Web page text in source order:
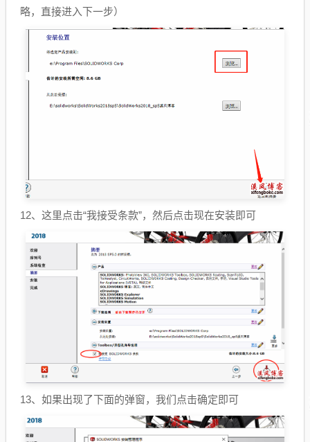
略，直接进入下一步）
12、这里点击“我接受条款”，然后点击现在安装即可
13、如果出现了下面的弹窗，我们点击确定即可